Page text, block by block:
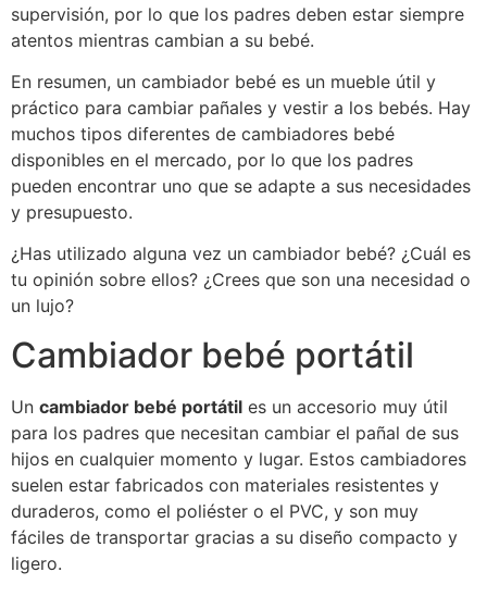
supervisión, por lo que los padres deben estar siempre
atentos mientras cambian a su bebé.
En resumen, un cambiador bebé es un mueble útil y
práctico para cambiar pañales y vestir a los bebés. Hay
muchos tipos diferentes de cambiadores bebé
disponibles en el mercado, por lo que los padres
pueden encontrar uno que se adapte a sus necesidades
y presupuesto.
¿Has utilizado alguna vez un cambiador bebé? ¿Cuál es
tu opinión sobre ellos? ¿Crees que son una necesidad o
un lujo?
Cambiador bebé portátil
Un cambiador bebé portátil es un accesorio muy útil
para los padres que necesitan cambiar el pañal de sus
hijos en cualquier momento y lugar. Estos cambiadores
suelen estar fabricados con materiales resistentes y
duraderos, como el poliéster o el PVC, y son muy
fáciles de transportar gracias a su diseño compacto y
ligero.